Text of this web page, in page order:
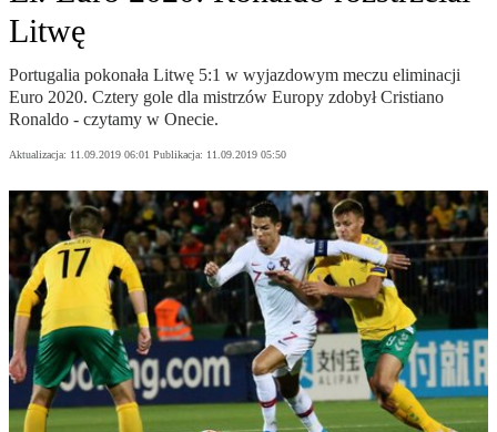
Litwę
Portugalia pokonała Litwę 5:1 w wyjazdowym meczu eliminacji
Euro 2020. Cztery gole dla mistrzów Europy zdobył Cristiano
Ronaldo - czytamy w Onecie.
Aktualizacja: 11.09.2019 06:01 Publikacja: 11.09.2019 05:50